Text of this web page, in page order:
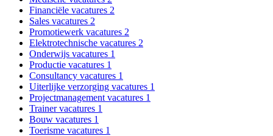
Financiële vacatures 2
Sales vacatures 2
Promotiewerk vacatures 2
Elektrotechnische vacatures 2
Onderwijs vacatures 1
Productie vacatures 1
Consultancy vacatures 1
Uiterlijke verzorging vacatures 1
Projectmanagement vacatures 1
Trainer vacatures 1
Bouw vacatures 1
Toerisme vacatures 1